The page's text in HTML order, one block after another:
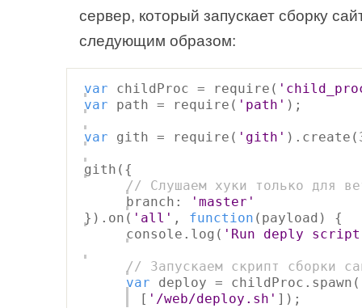
сервер, который запускает сборку
следующим образом:
var childProc = require(
var
path = require( 'path' );
var gith = require( 'gith'
gith({
// Слушаем хуки только для
branch:
'master'
}).on( 'all' , function (payload) {
console.log( 'Run deply
// Запускаем скрипт сборки
var
deploy = childProc.spawn(
[ '/web/deploy.sh' ]);